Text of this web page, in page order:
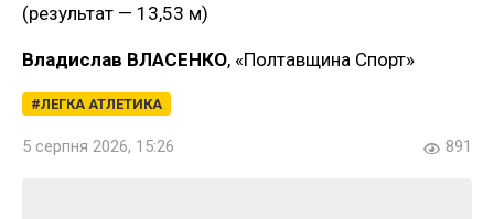
(результат — 13,53 м)
Владислав ВЛАСЕНКО, «Полтавщина Спорт»
ЛЕГКА АТЛЕТИКА
5 серпня 2026, 15:26 891